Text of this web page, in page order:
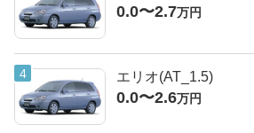
0.0〜2.7万円
エリオ(AT_1.5)
0.0〜2.6万円